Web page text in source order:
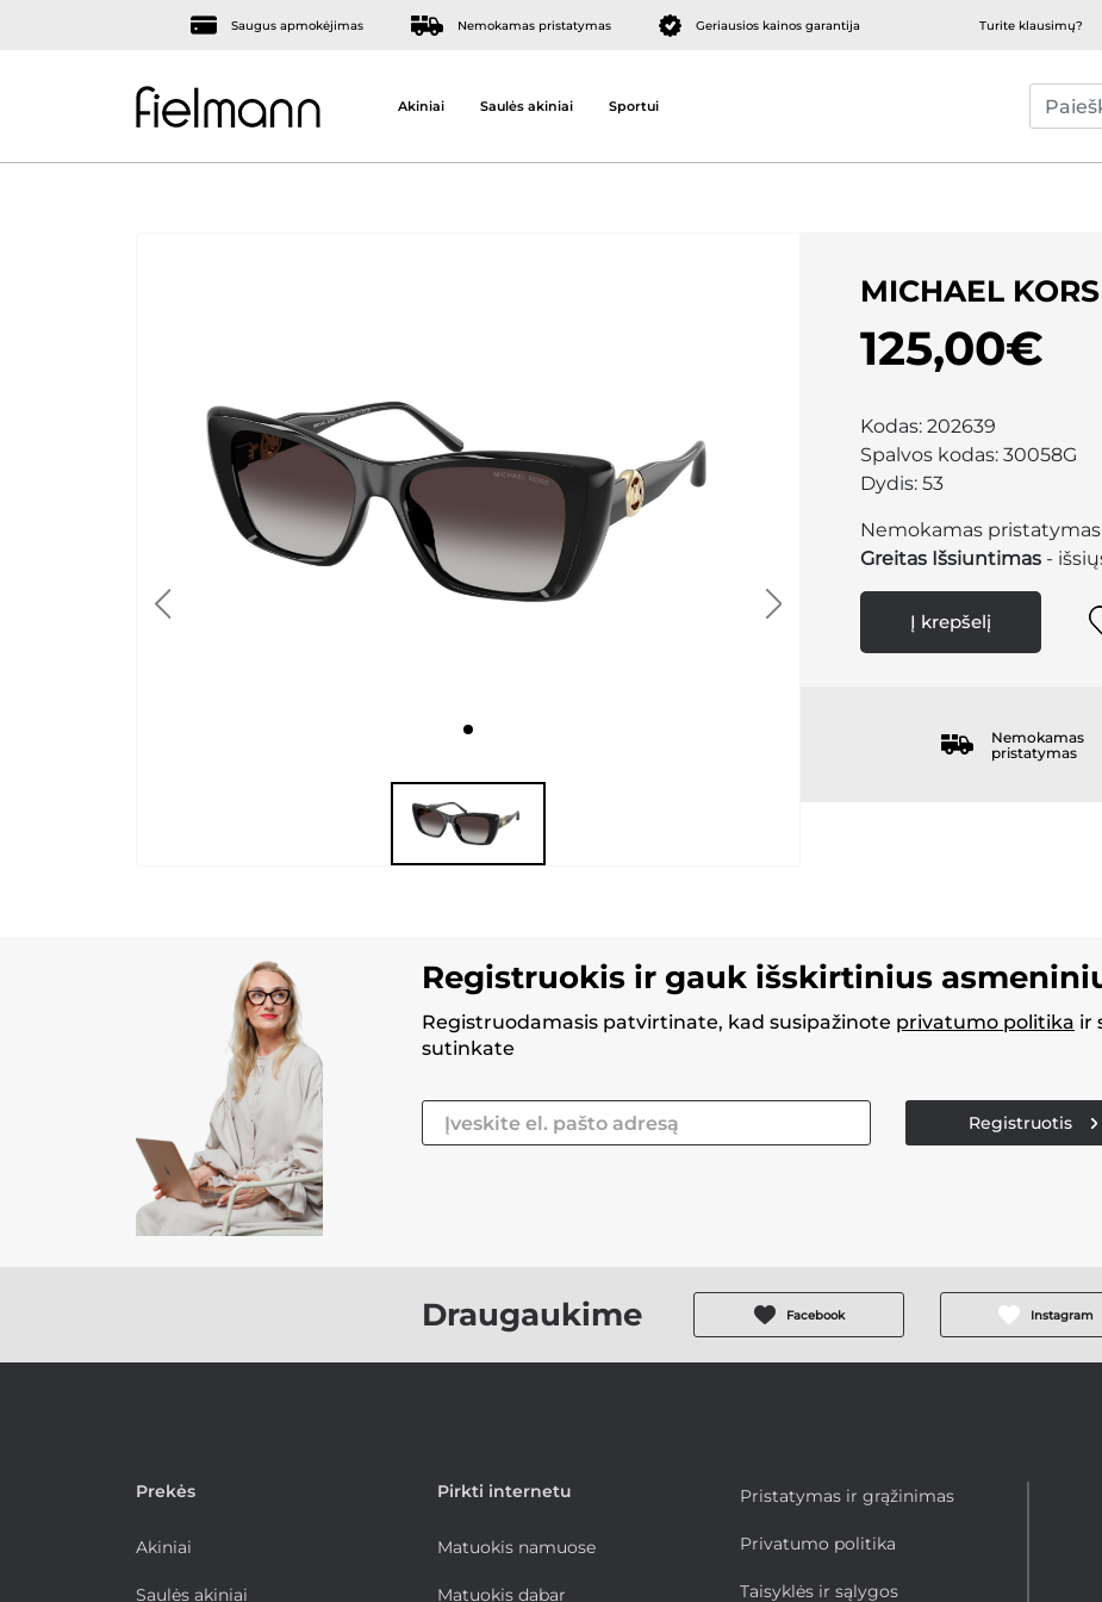
Saugus apmokėjimas Nemokamas pristatymas Geriausios kainos garantija Turite klausimų?
Akiniai Saulės akiniai Sportui
MICHAEL
125,00€
Kodas: 202639
Spalvos kodas: 30058G
Dydis: 53
Nemokamas pristatymas
Greitas Išsiuntimas -
Į krepšelį
Nemokamas
pristatymas
Registruokis ir gauk išskirtinius
Registruodamasis patvirtinate, kad susipažinote privatumo politika ir
sutinkate
Registruotis
Draugaukime Facebook Instagram
Prekės
Akiniai
Saulės akiniai
Pirkti internetu
Matuokis namuose
Matuokis dabar
Pristatymas ir grąžinimas
Privatumo politika
Taisyklės ir sąlygos